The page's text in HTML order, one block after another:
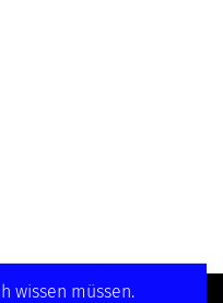
wissen müssen.